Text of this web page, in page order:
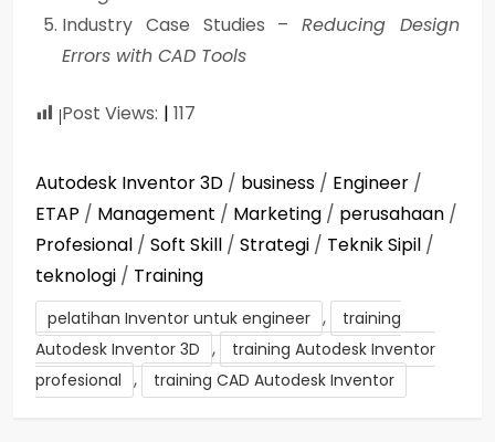
Industry Case Studies –Reducing Design
Errors with CAD Tools
Post Views: 117
Autodesk Inventor 3D / business / Engineer /
ETAP / Management / Marketing / perusahaan /
Profesional / Soft Skill / Strategi / Teknik Sipil /
teknologi / Training
pelatihan Inventor untuk engineer ,
training
Autodesk Inventor 3D ,
training Autodesk Inventor
profesional , training CAD Autodesk Inventor